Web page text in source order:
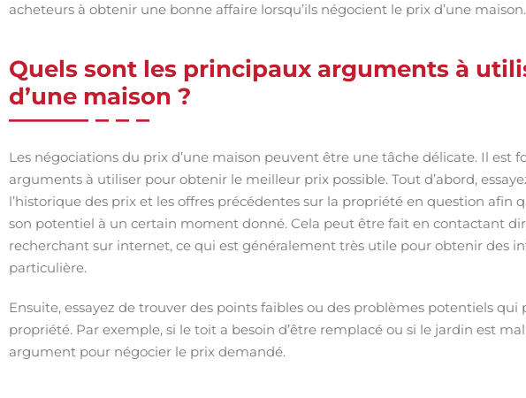
acheteurs à obtenir une bonne affaire lorsqu’ils négocient le prix d’une maison.
Quels sont les principaux arguments à
d’une maison ?
Les négociations du prix d’une maison peuvent être une tâche délicate. Il est
arguments à utiliser pour obtenir le meilleur prix possible. Tout d’abord,
l’historique des prix et les offres précédentes sur la propriété en question afin
son potentiel à un certain moment donné. Cela peut être fait en contactant
recherchant sur internet, ce qui est généralement très utile pour obtenir des
particulière.
Ensuite, essayez de trouver des points faibles ou des problèmes potentiels qui
propriété. Par exemple, si le toit a besoin d’être remplacé ou si le jardin est
argument pour négocier le prix demandé.